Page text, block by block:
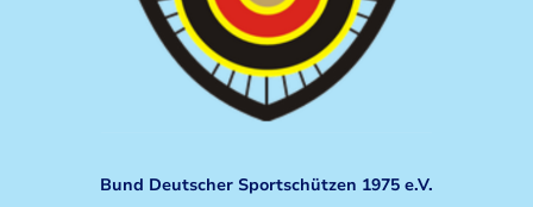
Bund Deutscher Sportschützen 1975 e.V.